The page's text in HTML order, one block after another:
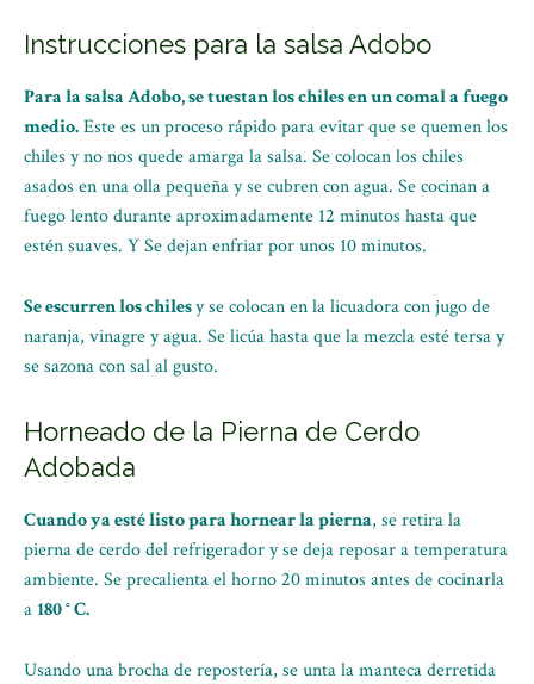
Instrucciones para la salsa Adobo
Para la salsa Adobo, se tuestan los chiles en un comal a fuego
medio.Este es un proceso rápido para evitar que se quemen los
chiles y no nos quede amarga la salsa. Se colocan los chiles
asados en una olla pequeña y se cubren con agua. Se cocinan a
fuego lento durante aproximadamente 12 minutos hasta que
estén suaves. Y Se dejan enfriar por unos 10 minutos.
Se escurren los chilesy se colocan en la licuadora con jugo de
naranja, vinagre y agua. Se licúa hasta que la mezcla esté tersa y
se sazona con sal al gusto.
Horneado de la Pierna de Cerdo
Adobada
Cuando ya esté listo para hornear la pierna, se retira la
pierna de cerdo del refrigerador y se deja reposar a temperatura
ambiente. Se precalienta el horno 20 minutos antes de cocinarla
a180 ° C.
Usando una brocha de repostería, se unta la manteca derretida